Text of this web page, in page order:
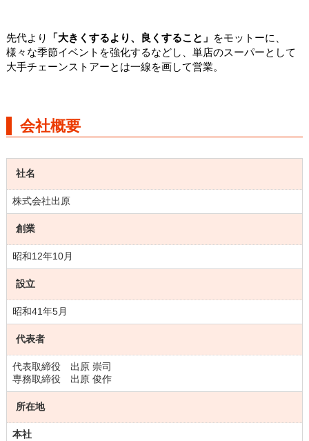
先代より 「大きくするより、良くすること」 をモットーに、
様々な季節イベントを強化するなどし、単店のスーパーとして
大手チェーンストアーとは一線を画して営業。
会社概要
社名
株式会社出原
創業
昭和12年10月
設立
昭和41年5月
代表者
代表取締役 出原 崇司
専務取締役 出原 俊作
所在地
本社